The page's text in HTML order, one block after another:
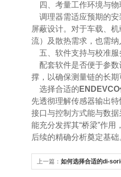
四、考量工作环境与物
调理器需适应预期的安
屏蔽设计。对于车载、
流）及散热需求，也需
五、软件支持与校准服
配套软件是否便于参数
撑，以确保测量链的长
选择合适的
先透彻理解传感器输出
接口与控制方式能与数
能充分发挥其“桥梁”作
后续的精确分析奠定基础
上一篇： 如何选择合适的di-